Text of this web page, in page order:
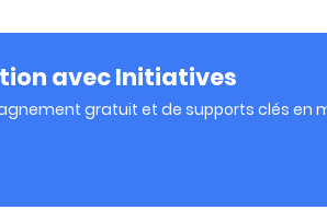
avec Initiatives
gratuit et de supports clés en